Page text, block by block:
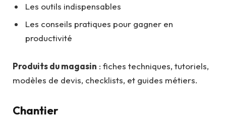
Les outils indispensables
Les conseils pratiques pour gagner en
productivité
Produits du magasin : fiches techniques, tutoriels,
modèles de devis, checklists, et guides métiers.
Chantier